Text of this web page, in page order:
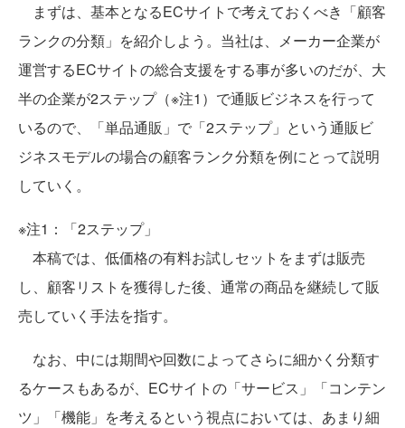
まずは、基本となるECサイトで考えておくべき「顧客
ランクの分類」を紹介しよう。当社は、メーカー企業が
運営するECサイトの総合支援をする事が多いのだが、大
半の企業が2ステップ（※注1）で通販ビジネスを行って
いるので、「単品通販」で「2ステップ」という通販ビ
ジネスモデルの場合の顧客ランク分類を例にとって説明
していく。
※注1：「2ステップ」
本稿では、低価格の有料お試しセットをまずは販売
し、顧客リストを獲得した後、通常の商品を継続して販
売していく手法を指す。
なお、中には期間や回数によってさらに細かく分類す
るケースもあるが、ECサイトの「サービス」「コンテン
ツ」「機能」を考えるという視点においては、あまり細